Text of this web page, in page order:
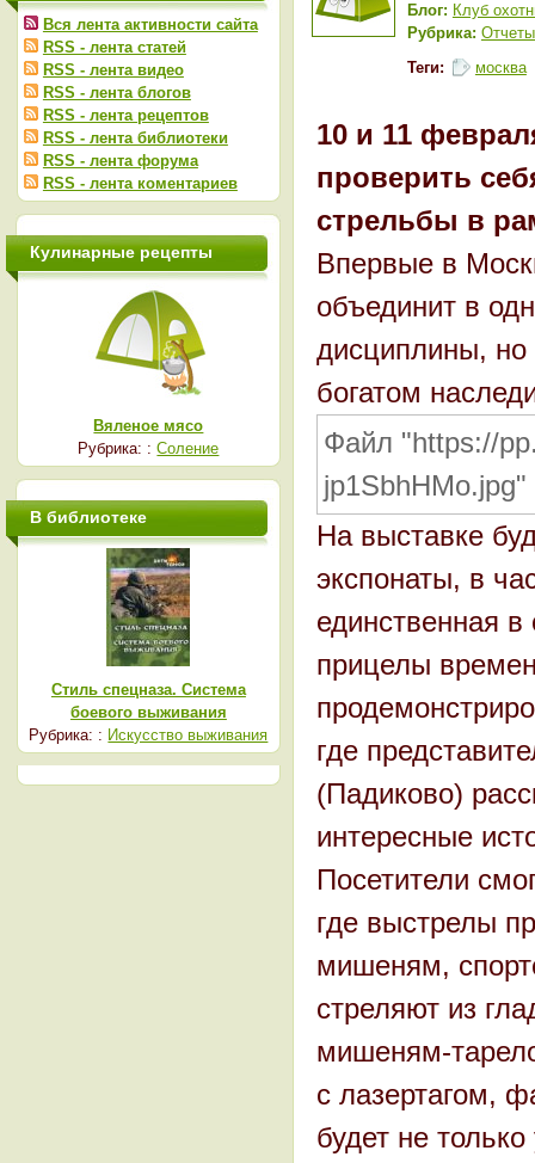
Блог: Клуб
Рубрика:
Теги:
москва
10 и 11
проверить
стрельбы в
Впервые в
объединит в
дисциплины, но
богатом
Файл "https://
На выставке
экспонаты, в
единственная
прицелы
где
(Падиково)
интересные
Посетители
где выстрелы
мишеням,
стреляют из
мишеням-
с лазертагом,
будет не
Вся лента активности сайта
RSS - лента статей
RSS - лента видео
RSS - лента блогов
RSS - лента рецептов
RSS - лента библиотеки
RSS - лента форума
RSS - лента коментариев
Кулинарные рецепты
Вяленое мясо
Рубрика: :Соление
В библиотеке
Стиль спецназа. Система
боевого выживания
Рубрика: : Искусство выживания